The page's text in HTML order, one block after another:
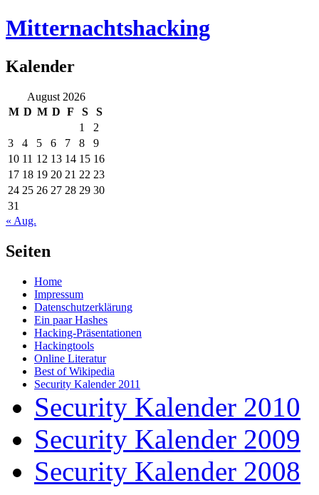
Mitternachtshacking
Kalender
August 2026
M D M D F S
S
1
2
3
4 5 6 7 8
9
10 11 12 13 14 15 16
17 18 19 20 21 22 23
24 25 26 27 28 29 30
31
« Aug.
Seiten
Home
Impressum
Datenschutzerklärung
Ein paar Hashes
Hacking-Präsentationen
Hackingtools
Online Literatur
Best of Wikipedia
Security Kalender 2011
Security Kalender 2010
Security Kalender 2009
Security Kalender 2008